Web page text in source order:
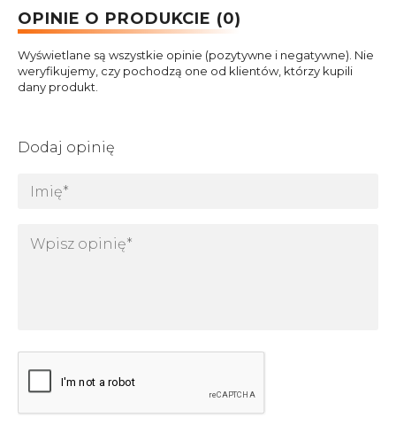
OPINIE O PRODUKCIE (0)
Wyświetlane są wszystkie opinie (pozytywne i negatywne). Nie
weryfikujemy, czy pochodzą one od klientów, którzy kupili
dany produkt.
Dodaj opinię